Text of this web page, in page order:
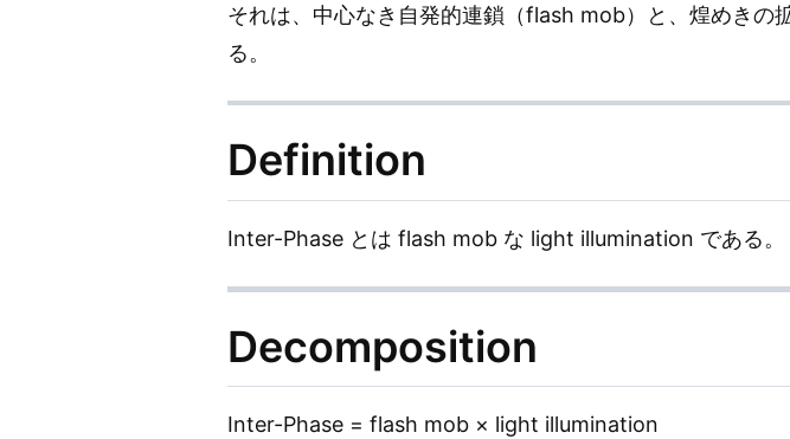
それは、中心なき自発的連鎖（flash mob）と、煌めき
る。
Definition
Inter-Phase とは flash mob な light illumination である。
Decomposition
Inter-Phase = flash mob × light illumination